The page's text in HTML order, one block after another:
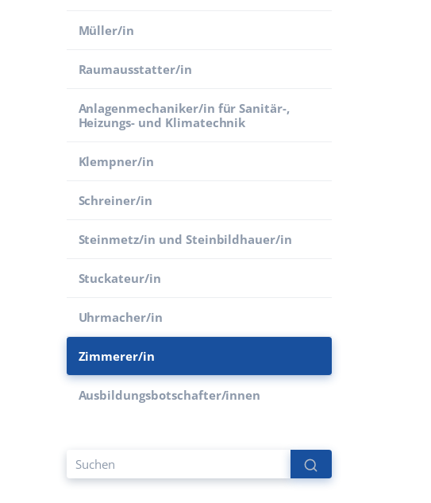
Müller/in
Raumausstatter/in
Anlagenmechaniker/in für Sanitär-,
Heizungs- und Klimatechnik
Klempner/in
Schreiner/in
Steinmetz/in und Steinbildhauer/in
Stuckateur/in
Uhrmacher/in
Zimmerer/in
Ausbildungsbotschafter/innen